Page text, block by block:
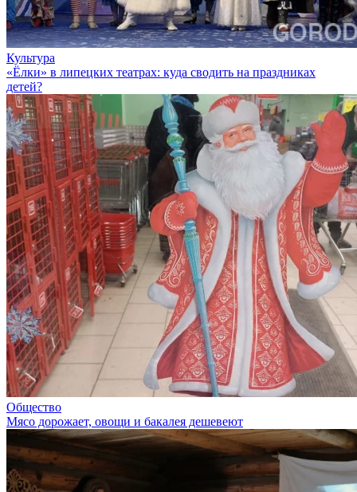
Культура
«Ёлки» в липецких театрах: куда сводить на праздниках
детей?
Общество
Мясо дорожает, овощи и бакалея дешевеют